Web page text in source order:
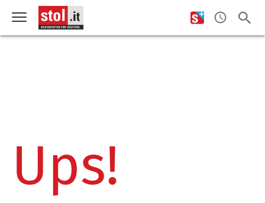
Ups!